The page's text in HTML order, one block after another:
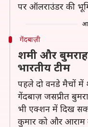
पर ऑलराउंडर की
गेंदबाज़ी
शमी और
भारतीय टीम
पहले दो वनडे मैचों में
गेंदबाज़ जसप्रीत
भी एक्शन में दिख
कुमार को और आराम